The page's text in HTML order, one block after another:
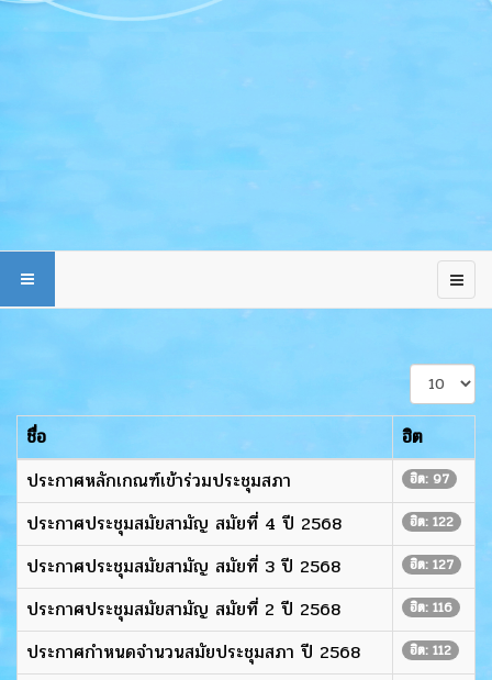
แสดง
#
ชื่อ
ฮิต
ประกาศหลักเกณฑ์เข้าร่วมประชุมสภา
ฮิต: 97
ประกาศประชุมสมัยสามัญ สมัยที่ 4 ปี 2568 ฮิต: 122
ประกาศประชุมสมัยสามัญ สมัยที่ 3 ปี 2568 ฮิต: 127
ประกาศประชุมสมัยสามัญ สมัยที่ 2 ปี 2568 ฮิต: 116
ประกาศกำหนดจำนวนสมัยประชุมสภา ปี 2568 ฮิต: 112